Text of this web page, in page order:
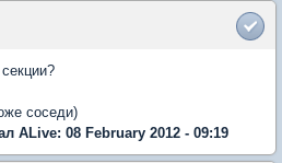
соседи)
ALive: 08 February 2012 - 09:19